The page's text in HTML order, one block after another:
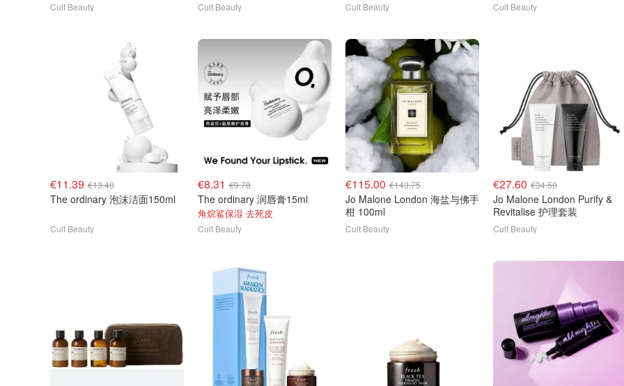
Cult Beauty Cult Beauty Cult Beauty Cult Beauty
€11.39 €13.40
The ordinary 泡沫洁面150ml
Cult Beauty
€8.31 €9.78
The ordinary 润唇膏15ml
角烷鲨保湿 去死皮
Cult Beauty
€115.00 €143.75
Jo Malone London 海盐与佛手
柑 100ml
Cult Beauty
€27.60 €34.50
Jo Malone London Purify &
Revitalise 护理套装
Cult Beauty